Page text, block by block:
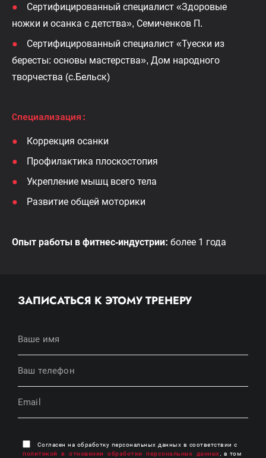
Сертифицированный специалист «Здоровые
ножки и осанка с детства», Семиченков П.
Сертифицированный специалист «Туески из
бересты: основы мастерства», Дом народного
творчества (с.Бельск)
Специализация:
Коррекция осанки
Профилактика плоскостопия
Укрепление мышц всего тела
Развитие общей моторики
Опыт работы в фитнес-индустрии: более 1 года
ЗАПИСАТЬСЯ К ЭТОМУ ТРЕНЕРУ
Согласен на обработку персональных данных в соответствии с
политикой в отношении обработки персональных данных , в том